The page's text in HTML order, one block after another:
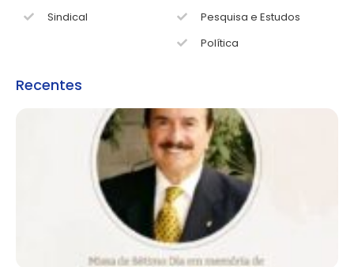
Sindical
Pesquisa e Estudos
Política
Recentes